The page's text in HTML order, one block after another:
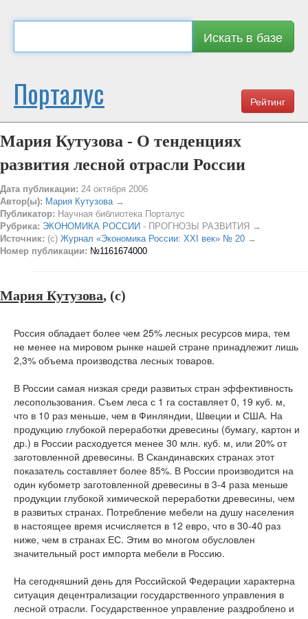
Искать в базе
Рейтинг
Порталус
Мария Кутузова - О тенденциях
развития лесной отрасли России
Дата публикации: 24 октября 2006
Автор(ы): Мария Кутузова→
Публикатор: Научная библиотека Порталус
Рубрика: ЭКОНОМИКА РОССИИ - ПРОГНОЗЫ РАЗВИТИЯ →
Источник: (c) Журнал «Экономика России: ХХI век» № 20 →
Номер публикации: №1161674000
Мария Кутузова, (c)
Россия обладает более чем 25% лесных ресурсов мира, тем
не менее на мировом рынке нашей стране принадлежит лишь
2,3% объема производства лесных товаров.
В России самая низкая среди развитых стран эффективность
лесопользования. Съем леса с 1 га составляет 0, 19 куб. м,
что в 10 раз меньше, чем в Финляндии, Швеции и США. На
продукцию глубокой переработки древесины (бумагу, картон и
др.) в России расходуется менее 30 млн. куб. м, или 20% от
заготовленной древесины. В Скандинавских странах этот
показатель составляет более 85%. В России производится на
один кубометр заготовленной древесины в 3-4 раза меньше
продукции глубокой химической переработки древесины, чем
в развитых странах. Потребление мебели на душу населения
в настоящее время исчисляется в 12 евро, что в 30-40 раз
ниже, чем в странах ЕС. Этим во многом обусловлен
значительный рост импорта мебели в Россию.
На сегодняшний день для Российской Федерации характерна
ситуация децентрализации государственного управления в
лесной отрасли. Государственное управление раздроблено и